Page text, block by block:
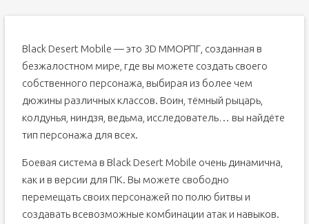
Black Desert Mobile — это 3D ММОРПГ, созданная в
безжалостном мире, где вы можете создать своего
собственного персонажа, выбирая из более чем
дюжины различных классов. Воин, тёмный рыцарь,
колдунья, ниндзя, ведьма, исследователь… вы найдёте
тип персонажа для всех.
Боевая система в Black Desert Mobile очень динамична,
как и в версии для ПК. Вы можете свободно
перемещать своих персонажей по полю битвы и
создавать всевозможные комбинации атак и навыков.